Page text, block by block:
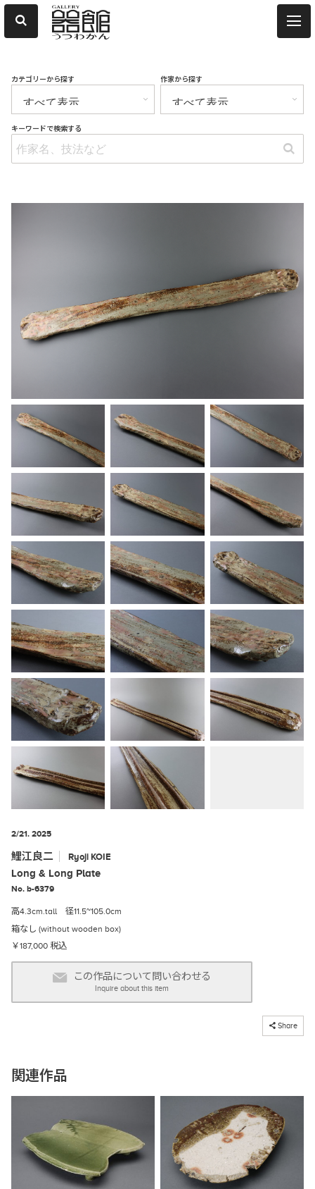
カテゴリーから探す 作家から探す
キーワードで検索する
2/21. 2025
鯉江良二 Ryoji KOIE
Long & Long Plate
No. b-6379
高4.3cm.tall 径11.5~105.0cm
箱なし (without wooden box)
￥187,000 税込
この作品について問い合わせる
Inquire about this item
Share
コピーしました
関連作品